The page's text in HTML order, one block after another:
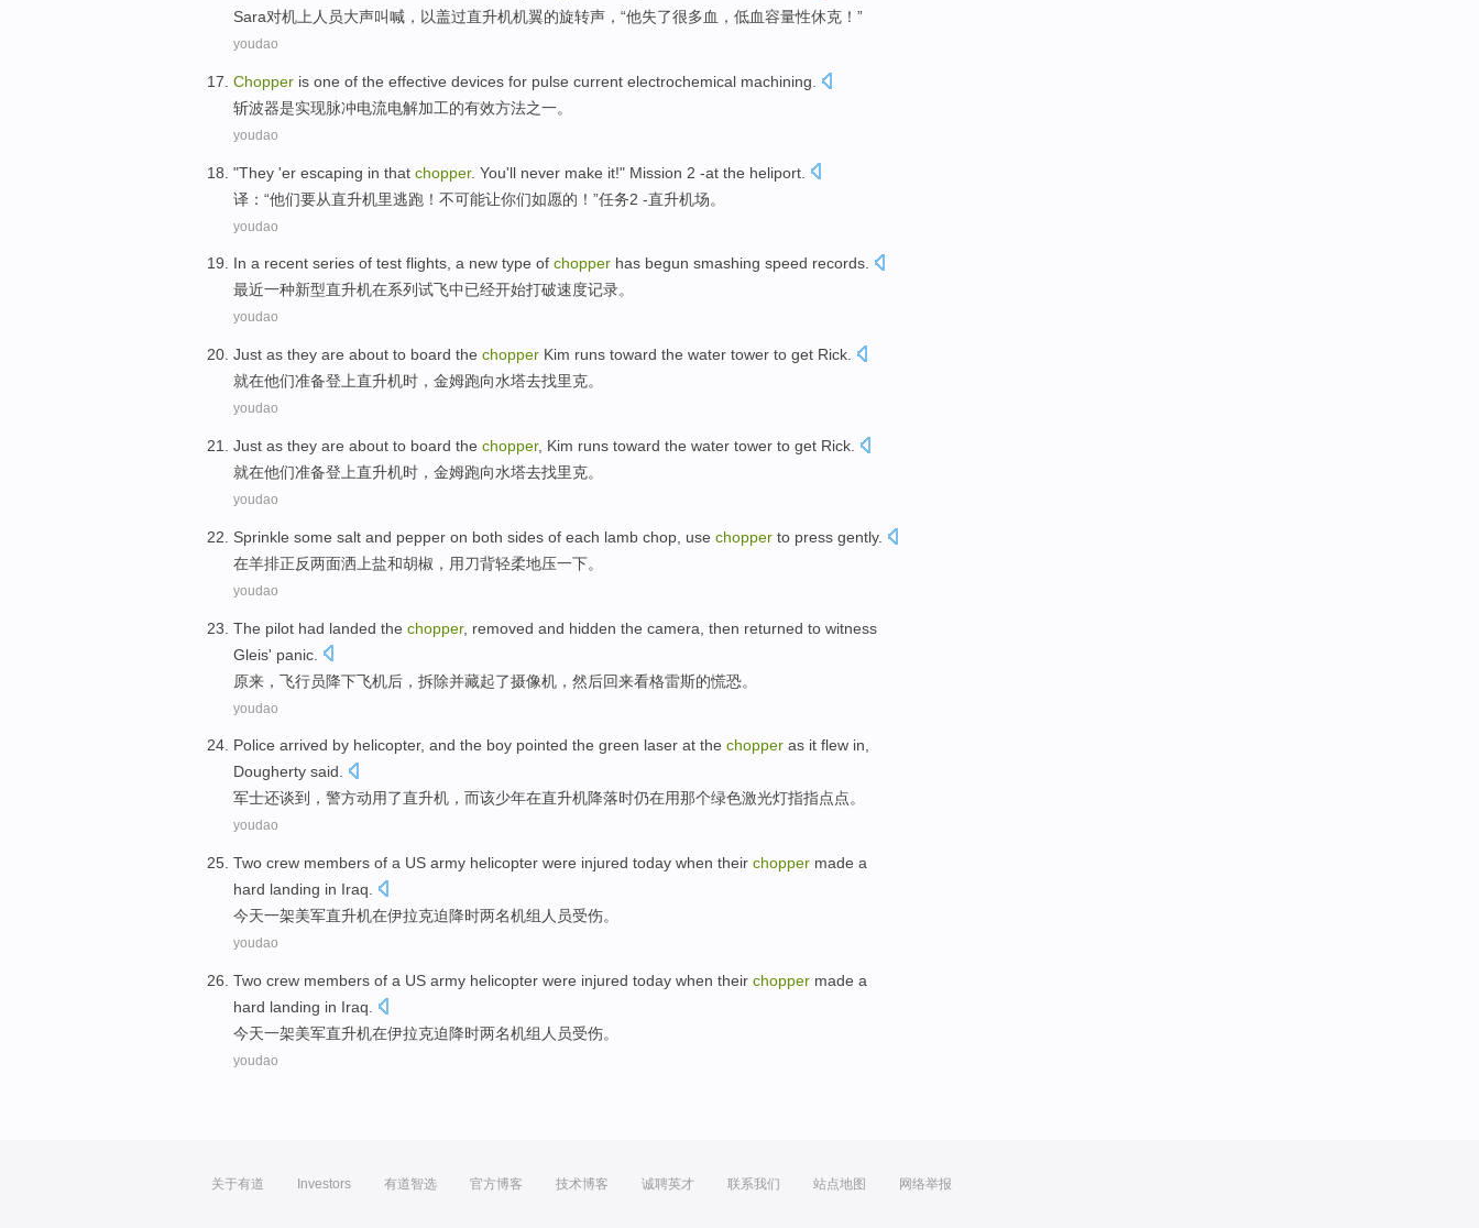
Sara对机上人员大声叫喊， 以盖过直升机机翼的旋转声 ，“他失了很多血，低血容量性休克！”
youdao
Chopper is one of the effective devices for pulse current electrochemical machining
斩波器是实现脉冲电流电解加工的有效方法之一。
youdao
"They 'er escaping in that chopper. You'll never make it!" Mission 2 -at the heliport
译：“他们要从直升机里逃跑 ！ 不可能让你们如愿的！”任务2 -直升机场。
youdao
In a recent series of test flights, a new type of chopper has begun smashing speed records.
最近一种新型直升机在系列试飞中已经开始打破速度记录。
youdao
Just as they are about to board the chopper Kim runs toward the water tower to get Rick
就在他们准备登上直升机时， 金姆跑向水塔去找里克。
youdao
Just as they are about to board the chopper, Kim runs toward the water tower to get Rick
就在他们准备登上直升机时， 金姆跑向水塔去找里克。
youdao
Sprinkle some salt and pepper on both sides of each lamb chop, use chopper to press gently.
在羊排正反两面洒 上盐和胡椒 ， 用刀背轻柔地压一下。
youdao
The pilot had landed the chopper, removed and hidden the camera then returned to witness
Gleis' panic
原来， 飞行员降下飞机后， 拆除并藏起了摄像机 ， 然后回来看格雷斯的慌恐。
youdao
Police arrived by helicopter, and the boy pointed the green laser at the chopper as it flew in,
Dougherty said.
军士还谈到， 警方动用了直升机 ， 而该少年在直升机降落时仍在用那个绿色激光灯指指点点。
youdao
Two crew members of a US army helicopter were injured today when their chopper made a
hard landing in Iraq
今天一架美军直升机在伊拉克迫降时两名机组 人员受伤。
youdao
Two crew members of a US army helicopter were injured today when their chopper made a
hard landing in Iraq
今天一架美军直升机在伊拉克迫降时两名机组 人员受伤。
youdao
关于有道 Investors 有道智选 官方博客 技术博客 诚聘英才 联系我们 站点地图 网络举报